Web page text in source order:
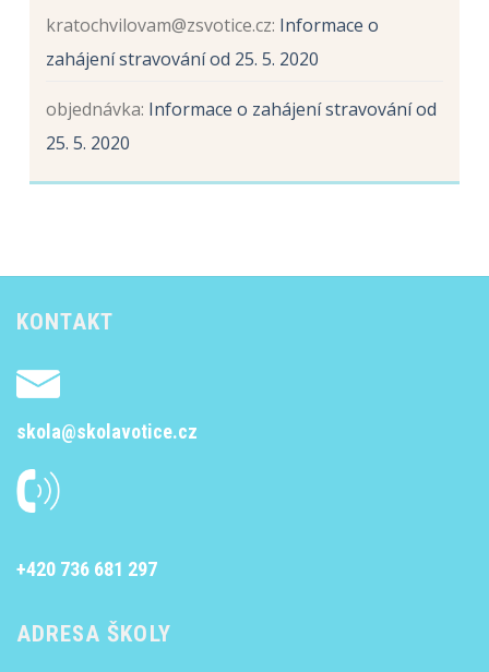
kratochvilovam@zsvotice.cz: Informace o
zahájení stravování od 25. 5. 2020
objednávka: Informace o zahájení stravování od
25. 5. 2020
KONTAKT
skola@skolavotice.cz
+420 736 681 297
ADRESA ŠKOLY